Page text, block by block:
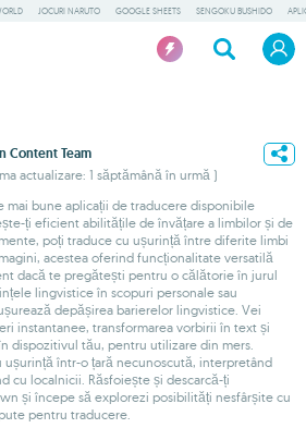
JOCURI NARUTO GOOGLE SHEETS SENGOKU BUSHIDO
Content Team
actualizare: 1 săptămână în urmă )
mai bune aplicații de traducere disponibile
ți eficient abilitățile de învățare a limbilor și de
poți traduce cu ușurință între diferite limbi
acestea oferind funcționalitate versatilă
dacă te pregătești pentru o călătorie în jurul
lingvistice în scopuri personale sau
depășirea barierelor lingvistice. Vei
instantanee, transformarea vorbirii în text și
dispozitivul tău, pentru utilizare din mers.
ușurință într-o țară necunoscută, interpretând
cu localnicii. Răsfoiește și descarcă-ți
și începe să explorezi posibilități nesfârșite cu
pentru traducere.